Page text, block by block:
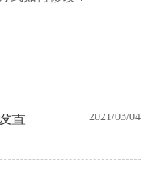
子
置
2021/03/04